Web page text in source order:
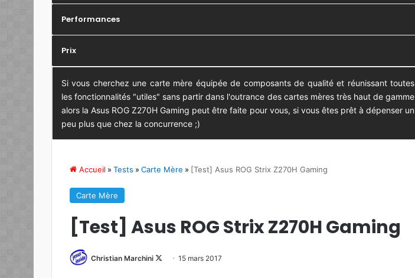
Performances
Prix
Si vous cherchez une carte mère équipée de composants de qualité et réunissant toutes
les fonctionnalités "utiles" sans partir dans l'outrance des cartes mères très haut de gamme
alors la Asus ROG Z270H Gaming peut être faite pour vous, si vous êtes prêt à dépenser un
peu plus que chez la concurrence ;)
Accueil » Tests » Carte Mère » [Test] Asus ROG Strix Z270H Gaming
Carte Mère
[Test] Asus ROG Strix Z270H Gaming
Christian Marchini 15 mars 2017